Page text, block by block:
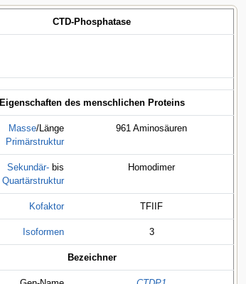
CTD-Phosphatase
Eigenschaften des menschlichen Proteins
Masse/Länge
Primärstruktur
961 Aminosäuren
Sekundär- bis
Quartärstruktur
Homodimer
Kofaktor TFIIF
Isoformen 3
Bezeichner